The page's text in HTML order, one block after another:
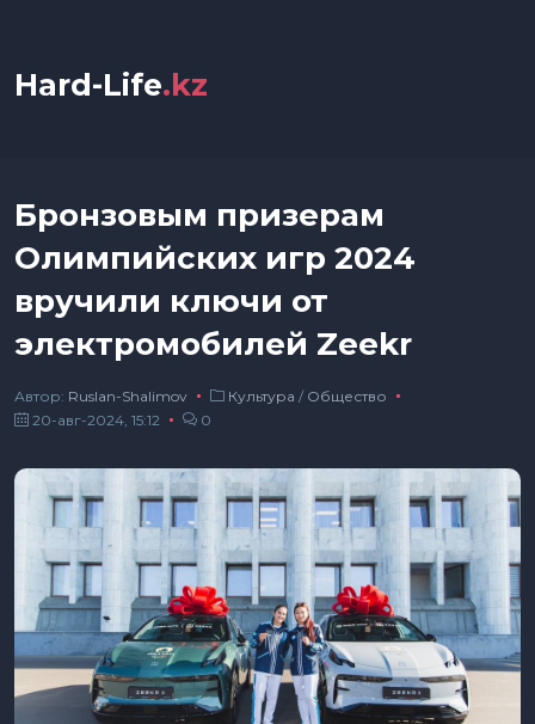
Hard-Life.kz
Бронзовым призерам
Олимпийских игр 2024
вручили ключи от
электромобилей Zeekr
Автор: Ruslan-Shalimov Культура / Общество
20-авг-2024, 15:12
0